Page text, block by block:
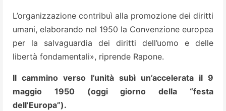
L’organizzazione contribuì alla promozione dei diritti
umani, elaborando nel 1950 la Convenzione europea
per la salvaguardia dei diritti dell’uomo e delle
libertà fondamentali», riprende Rapone.
Il cammino verso l’unità subì un’accelerata il 9
maggio 1950 (oggi giorno della “festa
dell’Europa”).